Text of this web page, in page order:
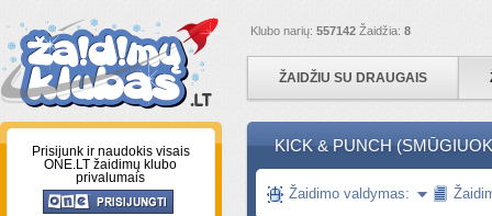
Klubo narių: 557142 Žaidžia: 8
ŽAIDŽIU SU DRAUGAIS
Prisijunk ir naudokis visais
ONE.LT žaidimų klubo
privalumais
KICK & PUNCH
Žaidimo valdymas: